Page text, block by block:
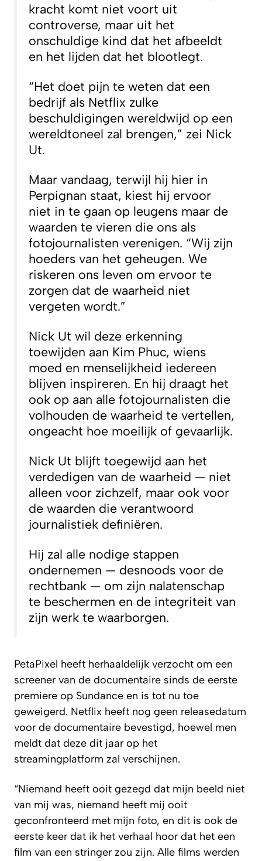
kracht komt niet voort uit
controverse, maar uit het
onschuldige kind dat het afbeeldt
en het lijden dat het blootlegt.
“Het doet pijn te weten dat een
bedrijf als Netflix zulke
beschuldigingen wereldwijd op een
wereldtoneel zal brengen,” zei Nick
Ut.
Maar vandaag, terwijl hij hier in
Perpignan staat, kiest hij ervoor
niet in te gaan op leugens maar de
waarden te vieren die ons als
fotojournalisten verenigen. “Wij zijn
hoeders van het geheugen. We
riskeren ons leven om ervoor te
zorgen dat de waarheid niet
vergeten wordt.”
Nick Ut wil deze erkenning
toewijden aan Kim Phuc, wiens
moed en menselijkheid iedereen
blijven inspireren. En hij draagt het
ook op aan alle fotojournalisten die
volhouden de waarheid te vertellen,
ongeacht hoe moeilijk of gevaarlijk.
Nick Ut blijft toegewijd aan het
verdedigen van de waarheid — niet
alleen voor zichzelf, maar ook voor
de waarden die verantwoord
journalistiek definiëren.
Hij zal alle nodige stappen
ondernemen — desnoods voor de
rechtbank — om zijn nalatenschap
te beschermen en de integriteit van
zijn werk te waarborgen.
PetaPixel heeft herhaaldelijk verzocht om een
screener van de documentaire sinds de eerste
premiere op Sundance en is tot nu toe
geweigerd. Netflix heeft nog geen releasedatum
voor de documentaire bevestigd, hoewel men
meldt dat deze dit jaar op het
streamingplatform zal verschijnen.
“Niemand heeft ooit gezegd dat mijn beeld niet
van mij was, niemand heeft mij ooit
geconfronteerd met mijn foto, en dit is ook de
eerste keer dat ik het verhaal hoor dat het een
film van een stringer zou zijn. Alle films werden